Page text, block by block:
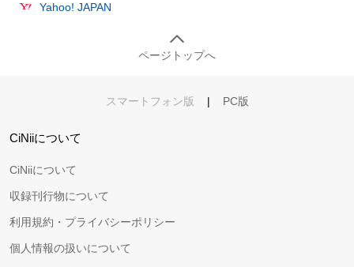
Yahoo! JAPAN
ページトップへ
スマートフォン版 | PC版
CiNiiについて
CiNiiについて
収録刊行物について
利用規約・プライバシーポリシー
個人情報の扱いについて